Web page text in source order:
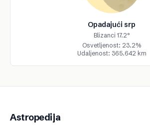
Opadajući srp
Blizanci 17.2°
Osvetljenost: 23.2%
Udaljenost: 365.642 km
Astropedija